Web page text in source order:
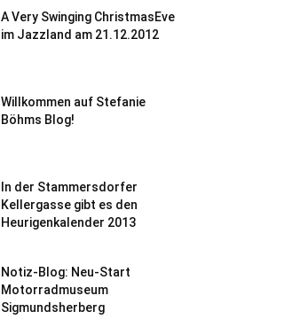
A Very Swinging ChristmasEve
im Jazzland am 21.12.2012
Willkommen auf Stefanie
Böhms Blog!
In der Stammersdorfer
Kellergasse gibt es den
Heurigenkalender 2013
Notiz-Blog: Neu-Start
Motorradmuseum
Sigmundsherberg